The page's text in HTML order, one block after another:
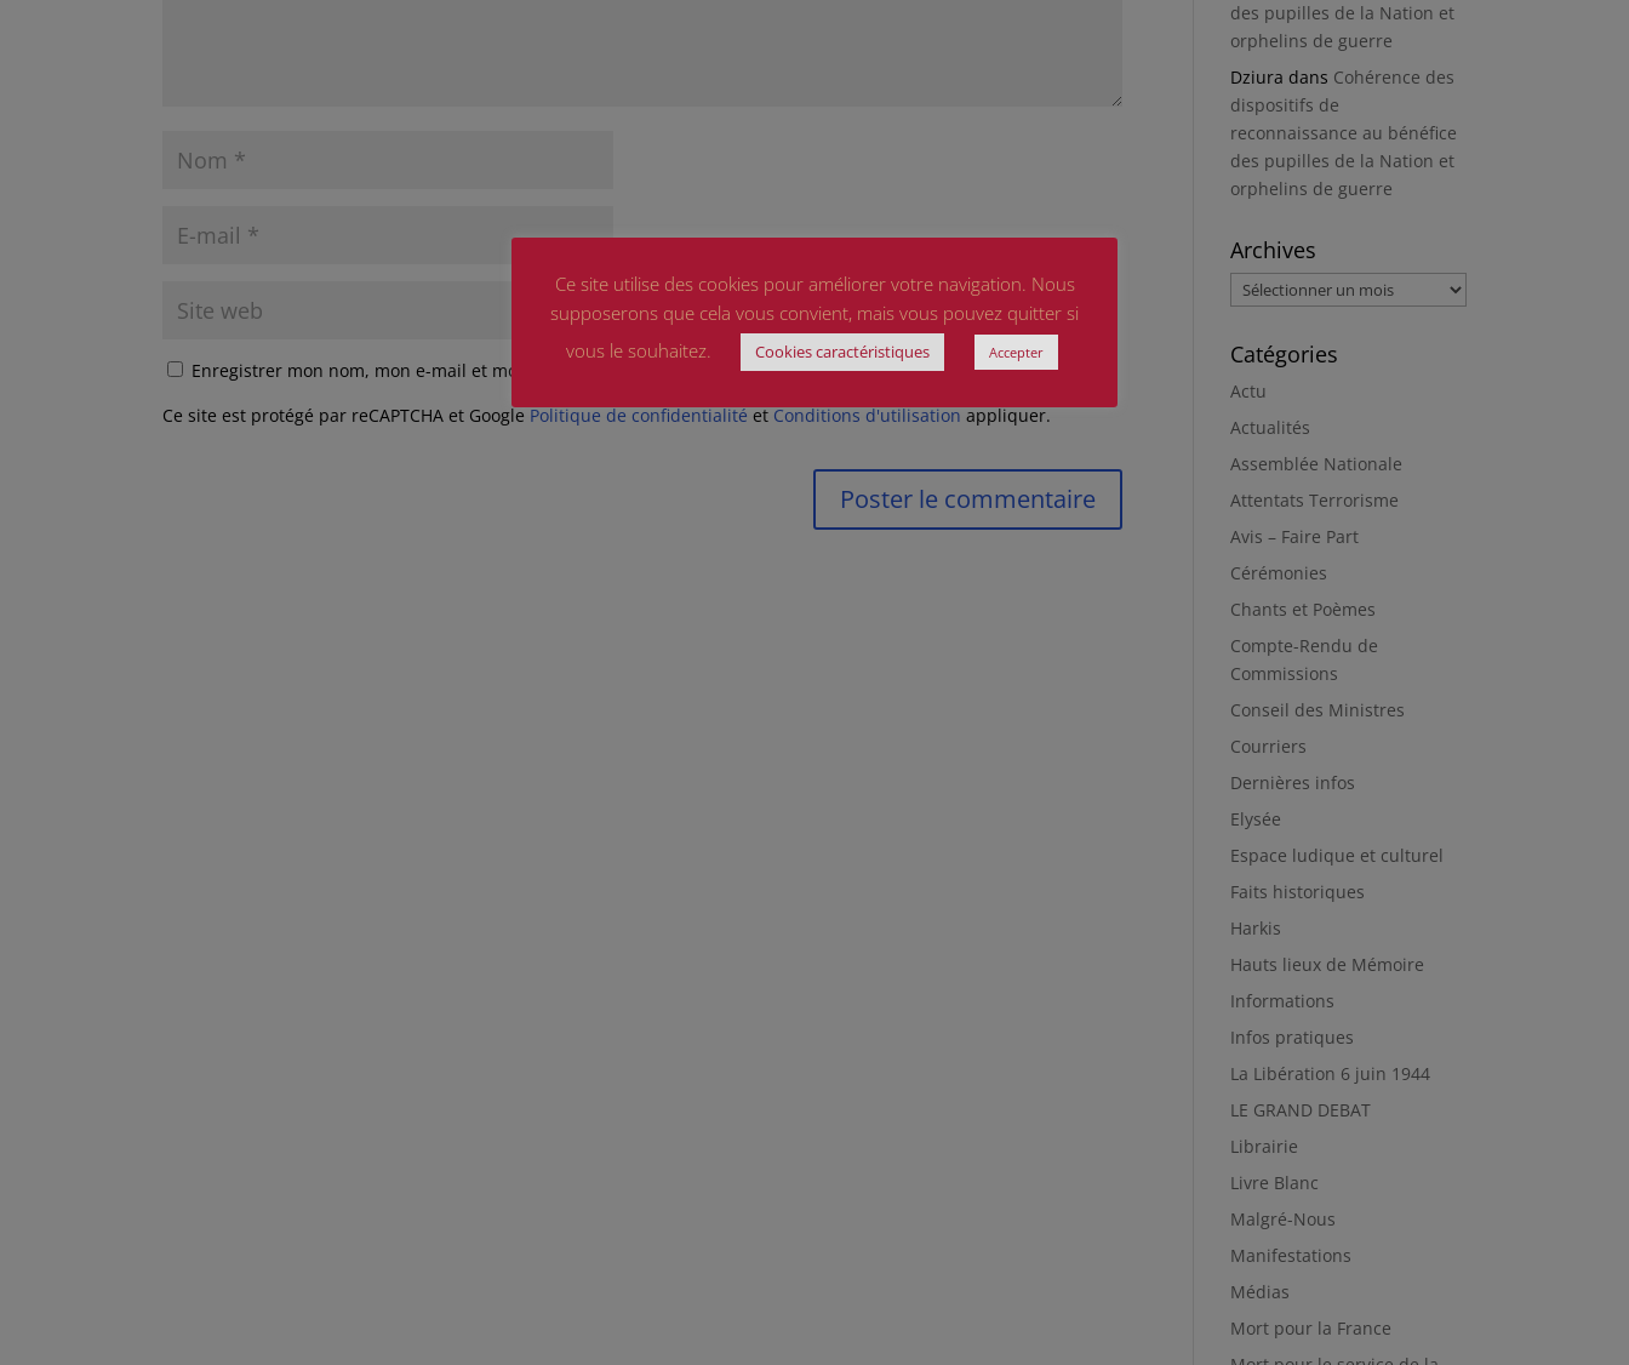
Enregistrer mon nom, mon e-mail et mon site dans le navigateur pour mon prochain commentaire.
Ce site est protégé par reCAPTCHA et GooglePolitique de confidentialitéetConditions d'utilisationappliquer.
des pupilles de la Nation et
orphelins de guerre
Dziura dans Cohérence des
dispositifs de
reconnaissance au bénéfice
des pupilles de la Nation et
orphelins de guerre
Archives
Archives
Catégories
Actu
Actualités
Assemblée Nationale
Attentats Terrorisme
Avis – Faire Part
Cérémonies
Chants et Poèmes
Compte-Rendu de
Commissions
Conseil des Ministres
Courriers
Dernières infos
Elysée
Espace ludique et culturel
Faits historiques
Harkis
Hauts lieux de Mémoire
Informations
Infos pratiques
La Libération 6 juin 1944
LE GRAND DEBAT
Librairie
Livre Blanc
Malgré-Nous
Manifestations
Médias
Mort pour la France
Ce site utilise des cookies pour améliorer votre navigation. Nous
supposerons que cela vous convient, mais vous pouvez quitter si
vous le souhaitez.
Cookies caractéristiques Accepter